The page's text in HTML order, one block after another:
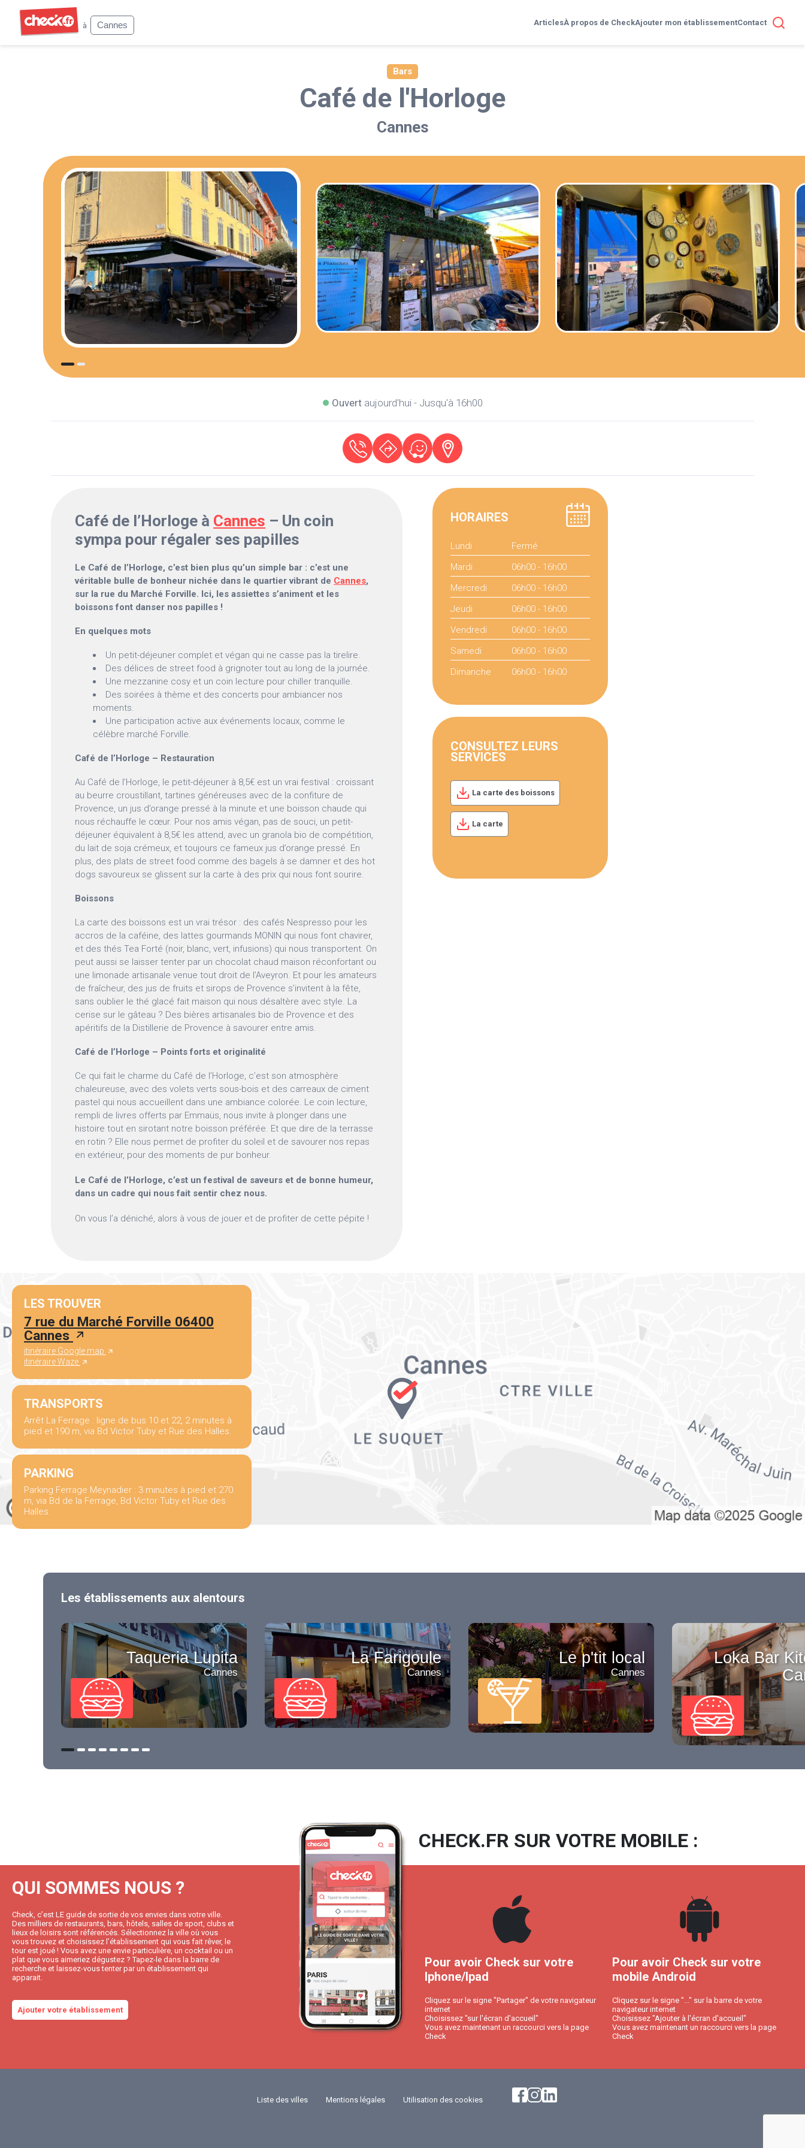
à
Cannes ArticlesÀ propos de CheckAjouter mon établissementContact
Bars
Café de l'Horloge
Cannes
Ouvertaujourd'hui - Jusqu'à 16h00
Café de l’Horloge à Cannes – Un coin
sympa pour régaler ses papilles
Le Café de l’Horloge, c’est bien plus qu’un simple bar : c’est une
véritable bulle de bonheur nichée dans le quartier vibrant de Cannes,
sur la rue du Marché Forville. Ici, les assiettes s’animent et les
boissons font danser nos papilles !
En quelques mots
Un petit-déjeuner complet et végan qui ne casse pas la tirelire.
Des délices de street food à grignoter tout au long de la journée.
Une mezzanine cosy et un coin lecture pour chiller tranquille.
Des soirées à thème et des concerts pour ambiancer nos
moments.
Une participation active aux événements locaux, comme le
célèbre marché Forville.
Café de l’Horloge – Restauration
Au Café de l’Horloge, le petit-déjeuner à 8,5€ est un vrai festival : croissant
au beurre croustillant, tartines généreuses avec de la confiture de
Provence, un jus d’orange pressé à la minute et une boisson chaude qui
nous réchauffe le cœur. Pour nos amis végan, pas de souci, un petit-
déjeuner équivalent à 8,5€ les attend, avec un granola bio de compétition,
du lait de soja crémeux, et toujours ce fameux jus d’orange pressé. En
plus, des plats de street food comme des bagels à se damner et des hot
dogs savoureux se glissent sur la carte à des prix qui nous font sourire.
Boissons
La carte des boissons est un vrai trésor : des cafés Nespresso pour les
accros de la caféine, des lattes gourmands MONIN qui nous font chavirer,
et des thés Tea Forté (noir, blanc, vert, infusions) qui nous transportent. On
peut aussi se laisser tenter par un chocolat chaud maison réconfortant ou
une limonade artisanale venue tout droit de l’Aveyron. Et pour les amateurs
de fraîcheur, des jus de fruits et sirops de Provence s’invitent à la fête,
sans oublier le thé glacé fait maison qui nous désaltère avec style. La
cerise sur le gâteau ? Des bières artisanales bio de Provence et des
apéritifs de la Distillerie de Provence à savourer entre amis.
Café de l’Horloge – Points forts et originalité
Ce qui fait le charme du Café de l’Horloge, c’est son atmosphère
chaleureuse, avec des volets verts sous-bois et des carreaux de ciment
pastel qui nous accueillent dans une ambiance colorée. Le coin lecture,
rempli de livres offerts par Emmaüs, nous invite à plonger dans une
histoire tout en sirotant notre boisson préférée. Et que dire de la terrasse
en rotin ? Elle nous permet de profiter du soleil et de savourer nos repas
en extérieur, pour des moments de pur bonheur.
Le Café de l’Horloge, c’est un festival de saveurs et de bonne humeur,
dans un cadre qui nous fait sentir chez nous.
On vous l’a déniché, alors à vous de jouer et de profiter de cette pépite !
HORAIRES
Lundi
Fermé
Mardi
06h00 - 16h00
Mercredi
06h00 - 16h00
Jeudi
06h00 - 16h00
Vendredi
06h00 - 16h00
Samedi
06h00 - 16h00
Dimanche
06h00 - 16h00
CONSULTEZ LEURS
SERVICES
La carte des boissons
La carte
LES TROUVER
7 rue du Marché Forville 06400
Cannes
itinéraire Google map
itinéraire Waze
TRANSPORTS
Arrêt La Ferrage : ligne de bus 10 et 22, 2 minutes à
pied et 190 m, via Bd Victor Tuby et Rue des Halles.
PARKING
Parking Ferrage Meynadier : 3 minutes à pied et 270
m, via Bd de la Ferrage, Bd Victor Tuby et Rue des
Halles.
Les établissements aux alentours
Taqueria Lupita
Cannes
La Farigoule
Cannes
Le p'tit local
Cannes
Loka Bar
QUI SOMMES NOUS ?
Check, c’est LE guide de sortie de vos envies dans votre ville.
Des milliers de restaurants, bars, hôtels, salles de sport, clubs et
lieux de loisirs sont référencés. Sélectionnez la ville où vous
vous trouvez et choisissez l’établissement qui vous fait rêver, le
tour est joué ! Vous avez une envie particulière, un cocktail ou un
plat que vous aimeriez dégustez ? Tapez-le dans la barre de
recherche et laissez-vous tenter par un établissement qui
apparait.
Ajouter votre établissement
CHECK.FR SUR VOTRE MOBILE :
Pour avoir Check sur votre
Iphone/Ipad
Cliquez sur le signe "Partager" de votre navigateur
internet
Choisissez "sur l'écran d'accueil"
Vous avez maintenant un raccourci vers la page
Check
Pour avoir Check sur votre
mobile Android
Cliquez sur le signe "..." sur la barre de votre
navigateur internet
Choisissez "Ajouter à l'écran d'accueil"
Vous avez maintenant un raccourci vers la page
Check
Liste des villes Mentions légales Utilisation des cookies